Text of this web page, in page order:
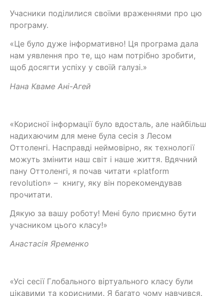
Учасники поділилися своїми враженнями про цю
програму.
«Це було дуже інформативно! Ця програма дала
нам уявлення про те, що нам потрібно зробити,
щоб досягти успіху у своїй галузі.»
Нана Кваме Ані-Агей
«Корисної інформації було вдосталь, але найбільш
надихаючим для мене була сесія з Лесом
Оттоленгі. Насправді неймовірно, як технології
можуть змінити наш світ і наше життя. Вдячний
пану Оттоленгі, я почав читати «platform
revolution» – книгу, яку він порекомендував
прочитати.
Дякую за вашу роботу! Мені було приємно бути
учасником цього класу!»
Анастасія Яременко
«Усі сесії Глобального віртуального класу були
цікавими та корисними. Я багато чому навчився.